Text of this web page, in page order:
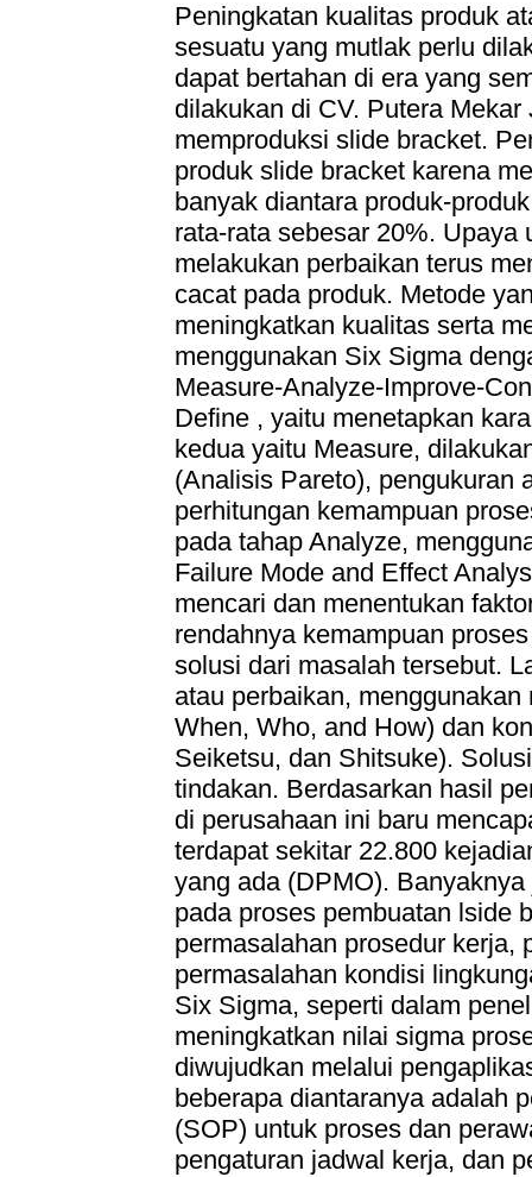
Peningkatan kualitas produk
sesuatu yang mutlak perlu
dapat bertahan di era yang
dilakukan di CV. Putera
memproduksi slide bracket.
produk slide bracket karena
banyak diantara produk-
rata-rata sebesar 20%. Upaya
melakukan perbaikan terus
cacat pada produk. Metode
meningkatkan kualitas serta
menggunakan Six Sigma
Measure-Analyze-Improve-
Define , yaitu menetapkan
kedua yaitu Measure,
(Analisis Pareto), pengukuran
perhitungan kemampuan
pada tahap Analyze,
Failure Mode and Effect
mencari dan menentukan
rendahnya kemampuan
solusi dari masalah tersebut.
atau perbaikan,
When, Who, and How) dan
Seiketsu, dan Shitsuke).
tindakan. Berdasarkan hasil
di perusahaan ini baru
terdapat sekitar 22.800
yang ada (DPMO).
pada proses pembuatan lside
permasalahan prosedur kerja,
permasalahan kondisi
Six Sigma, seperti dalam
meningkatkan nilai sigma
diwujudkan melalui
beberapa diantaranya adalah
(SOP) untuk proses dan
pengaturan jadwal kerja, dan